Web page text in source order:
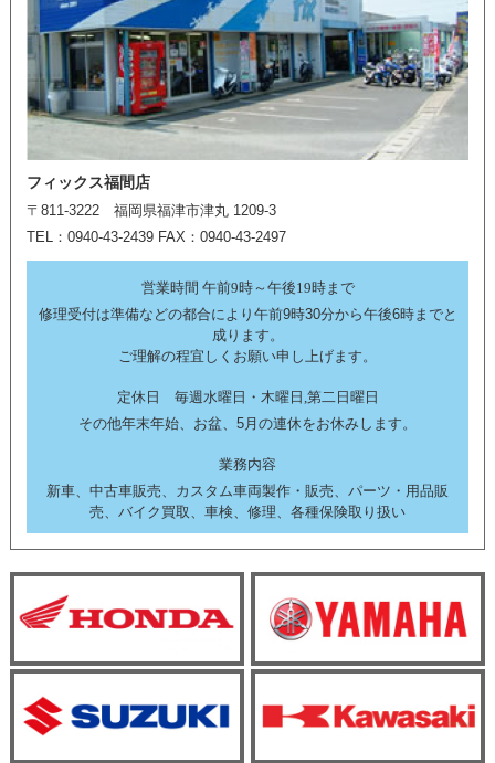
フィックス福間店
〒811-3222 福岡県福津市津丸 1209-3
TEL：0940-43-2439 FAX：0940-43-2497
営業時間 午前9時～午後19時まで
修理受付は準備などの都合により午前9時30分から午後6時までと
成ります。
ご理解の程宜しくお願い申し上げます。
定休日 毎週水曜日・木曜日,第二日曜日
その他年末年始、お盆、5月の連休をお休みします。
業務内容
新車、中古車販売、カスタム車両製作・販売、パーツ・用品販
売、バイク買取、車検、修理、各種保険取り扱い